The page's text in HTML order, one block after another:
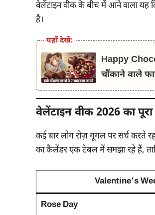
वेलेंटाइन वीक के बीच में आने वाला यह
है।
यहाँ देखें:
Happy
चौंकाने वाले
वेलेंटाइन वीक 2026 का
कई बार लोग रोज़ गूगल पर सर्च करते
का कैलेंडर एक टेबल में समझा रहे हैं,
Valentine’s
Rose Day